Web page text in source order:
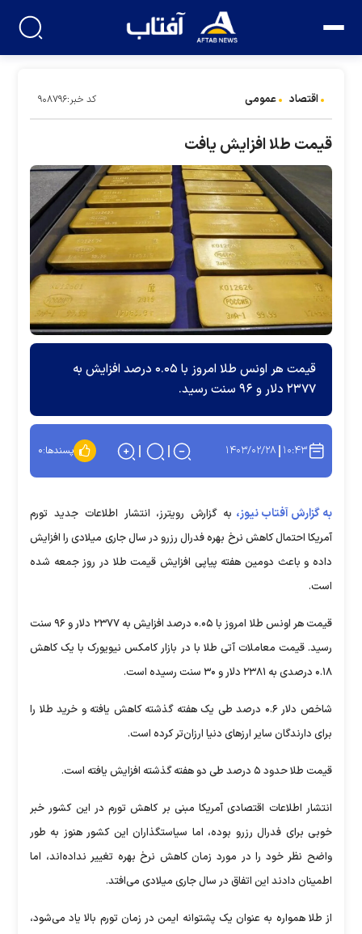
اقتصاد عمومی کد خبر:۹۰۸۷۹۶
قیمت طلا افزایش یافت
قیمت هر اونس طلا امروز با ۰.۰۵ درصد افزایش به
۲۳۷۷ دلار و ۹۶ سنت رسید.
۱۰:۴۳ ۱۴۰۳/۰۲/۲۸ پسندها:۰
به گزارش آفتاب نیوز، به گزارش رویترز، انتشار اطلاعات جدید تورم
آمریکا احتمال کاهش نرخ بهره فدرال رزرو در سال جاری میلادی را افزایش
داده و باعث دومین هفته پیاپی افزایش قیمت طلا در روز جمعه شده
است.
قیمت هر اونس طلا امروز با ۰.۰۵ درصد افزایش به ۲۳۷۷ دلار و ۹۶ سنت
رسید. قیمت معاملات آتی طلا با در بازار کامکس نیویورک با یک کاهش
۰.۱۸ درصدی به ۲۳۸۱ دلار و ۳۰ سنت رسیده است.
شاخص دلار ۰.۶ درصد طی یک هفته گذشته کاهش یافته و خرید طلا را
برای دارندگان سایر ارز‌های دنیا ارزان‌تر کرده است.
قیمت طلا حدود ۵ درصد طی دو هفته گذشته افزایش یافته است.
انتشار اطلاعات اقتصادی آمریکا مبنی بر کاهش تورم در این کشور خبر
خوبی برای فدرال رزرو بوده، اما سیاستگذاران این کشور هنوز به طور
واضح نظر خود را در مورد زمان کاهش نرخ بهره تغییر نداده‌اند، اما
اطمینان دادند این اتفاق در سال جاری میلادی می‌افتد.
از طلا همواره به عنوان یک پشتوانه ایمن در زمان تورم بالا یاد می‌شود،